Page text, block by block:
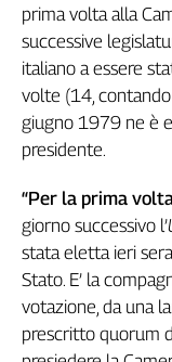
Slc
Spi
Inca
Caaf
Speciali
di
Genova,
il
sangue
della
ragione
120
prima volta alla
successive
italiano a essere
volte (14,
giugno 1979 ne è
presidente.
“Per la prima
giorno successivo l’
stata eletta ieri
Stato. E’ la
votazione, da una
prescritto quorum